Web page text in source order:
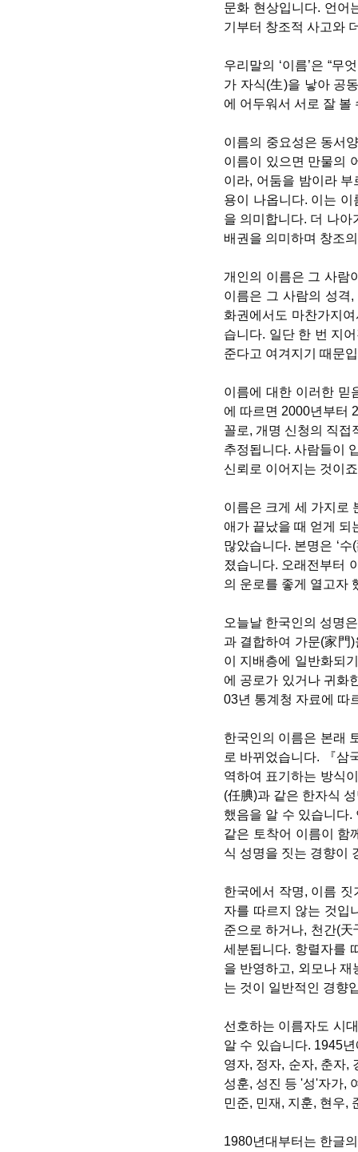
문화 현상입니다. 언어
기부터 창조적 사고와
우리말의 ‘이름’은 “무
가 자식(生)을 낳아 공
에 어두워서 서로 잘 볼
이름의 중요성은 동서
이름이 있으면 만물의
이라, 어둠을 밤이라
용이 나옵니다. 이는
을 의미합니다. 더 나
배권을 의미하며 창조
개인의 이름은 그 사람
이름은 그 사람의 성격
화권에서도 마찬가지
습니다. 일단 한 번 지
준다고 여겨지기 때문
이름에 대한 이러한 믿
에 따르면 2000년부터
꼴로, 개명 신청의 직접
추정됩니다. 사람들이
신뢰로 이어지는 것이
이름은 크게 세 가지로
애가 끝났을 때 얻게 되
많았습니다. 본명은 ‘
졌습니다. 오래전부터
의 운로를 좋게 열고자
오늘날 한국인의 성명
과 결합하여 가문(家門
이 지배층에 일반화되
에 공로가 있거나 귀화
03년 통계청 자료에 따
한국인의 이름은 본래
로 바뀌었습니다. 『삼
역하여 표기하는 방식
(任腆)과 같은 한자식
했음을 알 수 있습니다
같은 토착어 이름이 함
식 성명을 짓는 경향이
한국에서 작명, 이름
자를 따르지 않는 것입
준으로 하거나, 천간(
세분됩니다. 항렬자를
을 반영하고, 외모나
는 것이 일반적인 경향
선호하는 이름자도 시
알 수 있습니다. 1945
영자, 정자, 순자, 춘자,
성훈, 성진 등 '성'자가,
민준, 민재, 지훈, 현우,
1980년대부터는 한글